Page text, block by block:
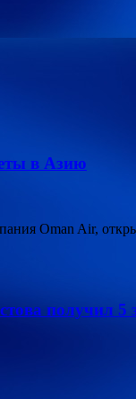
в Азию
Oman Air,
получил 5